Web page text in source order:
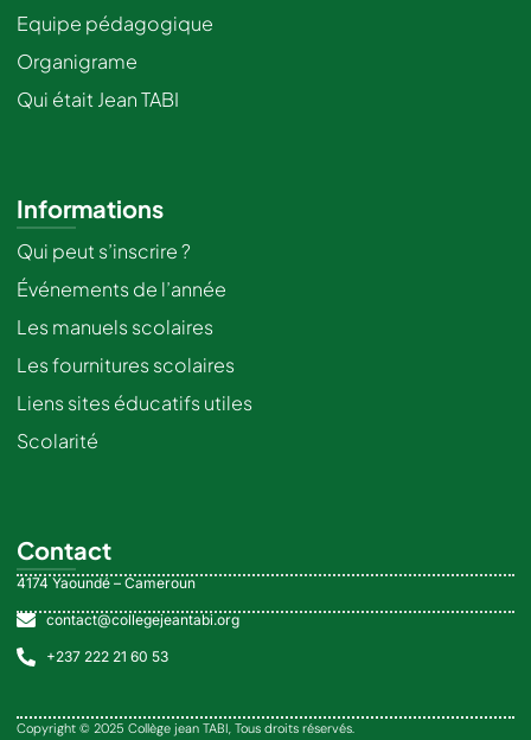
Equipe pédagogique
Organigrame
Qui était Jean TABI
Informations
Qui peut s’inscrire ?
Événements de l’année
Les manuels scolaires
Les fournitures scolaires
Liens sites éducatifs utiles
Scolarité
Contact
4174 Yaoundé – Cameroun
contact@collegejeantabi.org
+237 222 21 60 53
Copyright © 2025 Collège jean TABI, Tous droits réservés.